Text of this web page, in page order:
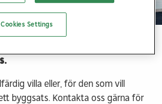
vill bygga hus i Kungälv, allt
villa eller, för den som vill
byggsats. Kontakta oss gärna för
Cookies Settings